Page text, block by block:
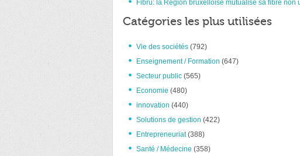
Fibru: la Région bruxelloise mutualise sa fibre non
Catégories les plus utilisées
Vie des sociétés (792)
Enseignement / Formation (647)
Secteur public (565)
Economie (480)
innovation (440)
Solutions de gestion (422)
Entrepreneuriat(388)
Santé / Médecine (358)